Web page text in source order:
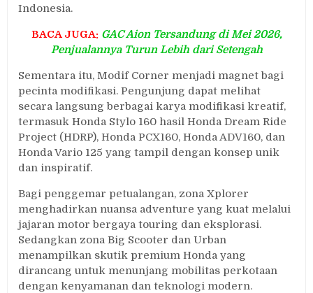
Indonesia.
BACA JUGA: GAC Aion Tersandung di Mei 2026,
Penjualannya Turun Lebih dari Setengah
Sementara itu, Modif Corner menjadi magnet bagi
pecinta modifikasi. Pengunjung dapat melihat
secara langsung berbagai karya modifikasi kreatif,
termasuk Honda Stylo 160 hasil Honda Dream Ride
Project (HDRP), Honda PCX160, Honda ADV160, dan
Honda Vario 125 yang tampil dengan konsep unik
dan inspiratif.
Bagi penggemar petualangan, zona Xplorer
menghadirkan nuansa adventure yang kuat melalui
jajaran motor bergaya touring dan eksplorasi.
Sedangkan zona Big Scooter dan Urban
menampilkan skutik premium Honda yang
dirancang untuk menunjang mobilitas perkotaan
dengan kenyamanan dan teknologi modern.